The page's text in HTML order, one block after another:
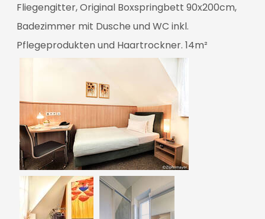
Fliegengitter, Original Boxspringbett 90x200cm,
Badezimmer mit Dusche und WC inkl.
Pflegeprodukten und Haartrockner. 14m²